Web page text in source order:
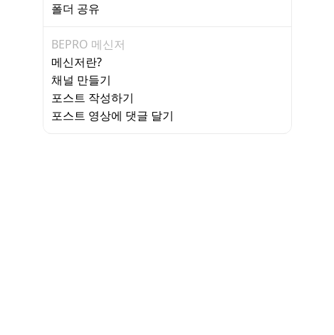
폴더 공유
BEPRO 메신저
메신저란?
채널 만들기
포스트 작성하기
포스트 영상에 댓글 달기